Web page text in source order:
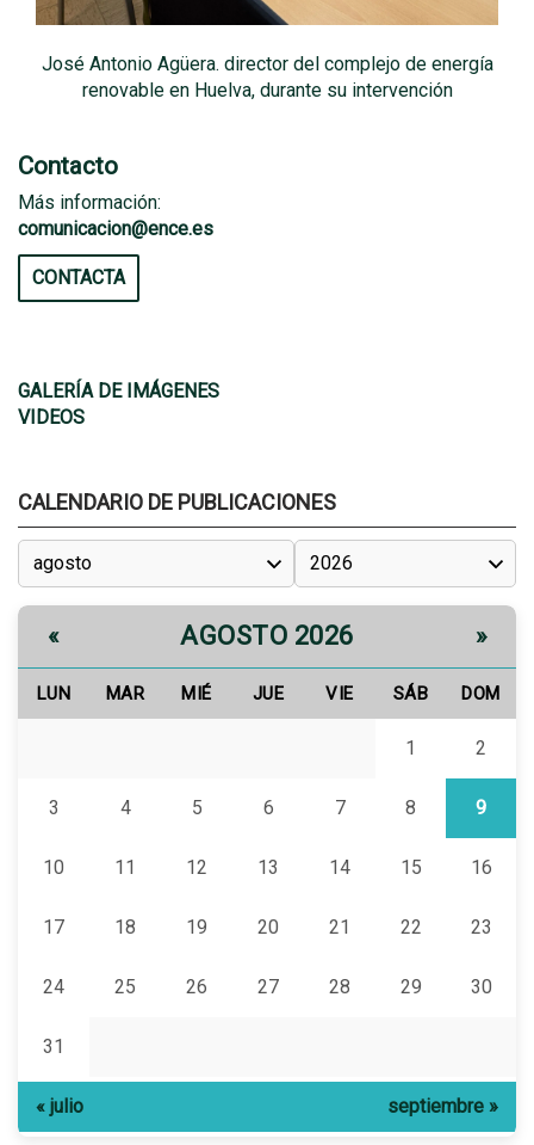
José Antonio Agüera. director del complejo de energía
renovable en Huelva, durante su intervención
Contacto
Más información:
comunicacion@ence.es
CONTACTA
GALERÍA DE IMÁGENES
VIDEOS
CALENDARIO DE PUBLICACIONES
« AGOSTO 2026 »
LUN MAR MIÉ JUE VIE SÁB DOM
1 2
3 4 5 6 7 8 9
10 11 12 13 14 15 16
17 18 19 20 21 22 23
24 25 26 27 28 29 30
31
« julio septiembre »